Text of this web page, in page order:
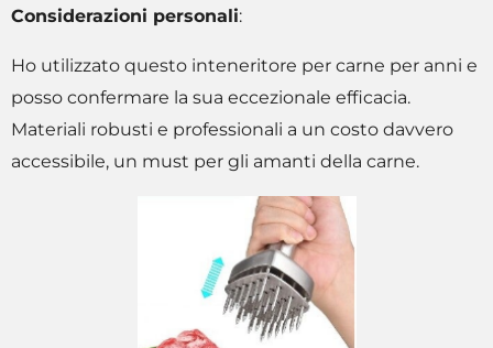
Considerazioni personali:
Ho utilizzato questo inteneritore per carne per anni e
posso confermare la sua eccezionale efficacia.
Materiali robusti e professionali a un costo davvero
accessibile, un must per gli amanti della carne.